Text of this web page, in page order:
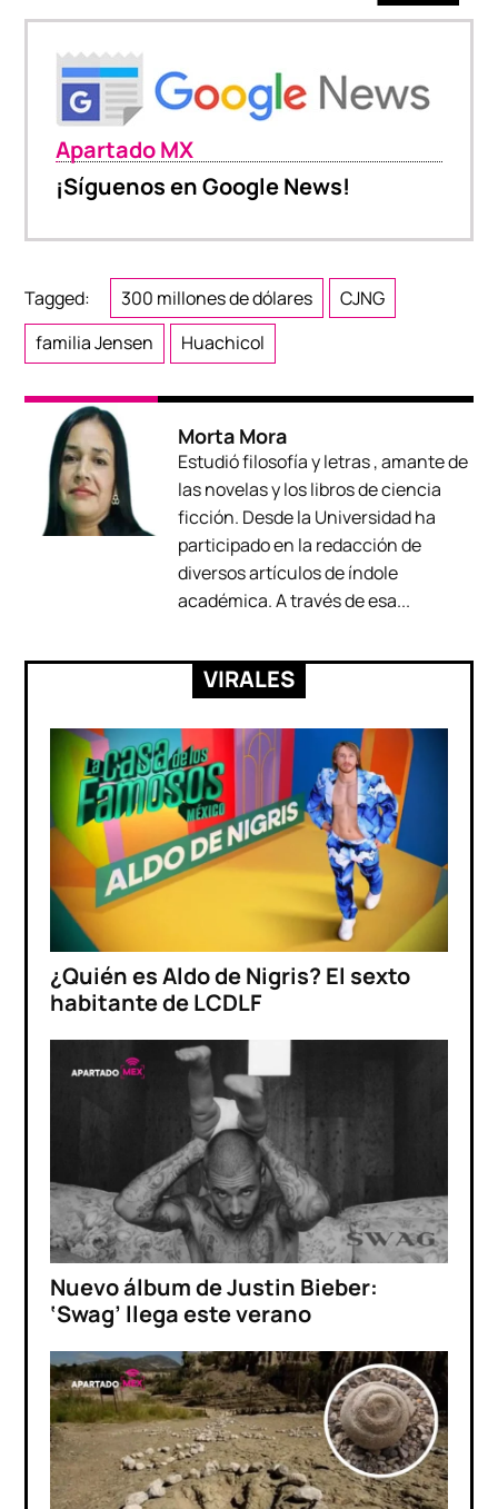
Apartado MX
¡Síguenos en Google News!
Tagged: 300 millones de dólares
CJNG
familia Jensen
Huachicol
Morta Mora
Estudió filosofía y letras , amante de
las novelas y los libros de ciencia
ficción. Desde la Universidad ha
participado en la redacción de
diversos artículos de índole
académica. A través de esa...
VIRALES
¿Quién es Aldo de Nigris? El sexto
habitante de LCDLF
Nuevo álbum de Justin Bieber:
‘Swag’ llega este verano